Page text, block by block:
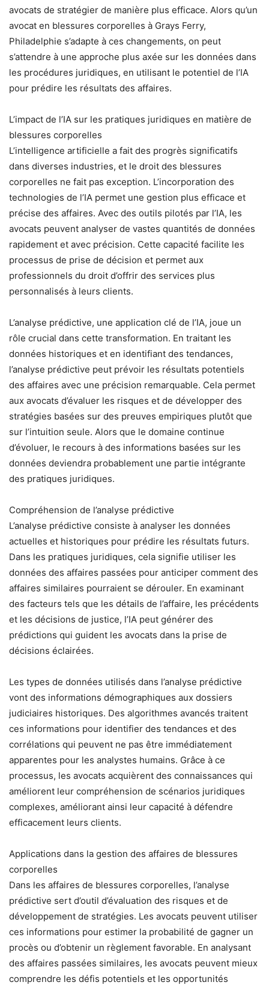
avocats de stratégier de manière plus efficace. Alors qu’un
avocat en blessures corporelles à Grays Ferry,
Philadelphie s’adapte à ces changements, on peut
s’attendre à une approche plus axée sur les données dans
les procédures juridiques, en utilisant le potentiel de l’IA
pour prédire les résultats des affaires.
L’impact de l’IA sur les pratiques juridiques en matière de
blessures corporelles
L’intelligence artificielle a fait des progrès significatifs
dans diverses industries, et le droit des blessures
corporelles ne fait pas exception. L’incorporation des
technologies de l’IA permet une gestion plus efficace et
précise des affaires. Avec des outils pilotés par l’IA, les
avocats peuvent analyser de vastes quantités de données
rapidement et avec précision. Cette capacité facilite les
processus de prise de décision et permet aux
professionnels du droit d’offrir des services plus
personnalisés à leurs clients.
L’analyse prédictive, une application clé de l’IA, joue un
rôle crucial dans cette transformation. En traitant les
données historiques et en identifiant des tendances,
l’analyse prédictive peut prévoir les résultats potentiels
des affaires avec une précision remarquable. Cela permet
aux avocats d’évaluer les risques et de développer des
stratégies basées sur des preuves empiriques plutôt que
sur l’intuition seule. Alors que le domaine continue
d’évoluer, le recours à des informations basées sur les
données deviendra probablement une partie intégrante
des pratiques juridiques.
Compréhension de l’analyse prédictive
L’analyse prédictive consiste à analyser les données
actuelles et historiques pour prédire les résultats futurs.
Dans les pratiques juridiques, cela signifie utiliser les
données des affaires passées pour anticiper comment des
affaires similaires pourraient se dérouler. En examinant
des facteurs tels que les détails de l’affaire, les précédents
et les décisions de justice, l’IA peut générer des
prédictions qui guident les avocats dans la prise de
décisions éclairées.
Les types de données utilisés dans l’analyse prédictive
vont des informations démographiques aux dossiers
judiciaires historiques. Des algorithmes avancés traitent
ces informations pour identifier des tendances et des
corrélations qui peuvent ne pas être immédiatement
apparentes pour les analystes humains. Grâce à ce
processus, les avocats acquièrent des connaissances qui
améliorent leur compréhension de scénarios juridiques
complexes, améliorant ainsi leur capacité à défendre
efficacement leurs clients.
Applications dans la gestion des affaires de blessures
corporelles
Dans les affaires de blessures corporelles, l’analyse
prédictive sert d’outil d’évaluation des risques et de
développement de stratégies. Les avocats peuvent utiliser
ces informations pour estimer la probabilité de gagner un
procès ou d’obtenir un règlement favorable. En analysant
des affaires passées similaires, les avocats peuvent mieux
comprendre les défis potentiels et les opportunités